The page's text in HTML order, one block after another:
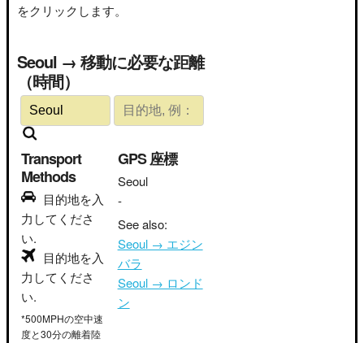
をクリックします。
Seoul → 移動に必要な距離
（時間）
Transport
Methods
目的地を入
力してくださ
い.
目的地を入
力してくださ
い.
*500MPHの空中速
度と30分の離着陸
GPS 座標
Seoul
-
See also:
Seoul → エジン
バラ
Seoul → ロンド
ン